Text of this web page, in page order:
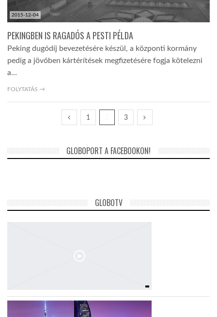
2015-12-04
PEKINGBEN IS RAGADÓS A PESTI PÉLDA
Peking dugódíj bevezetésére készül, a központi kormány
pedig a jövőben kártérítések megfizetésére fogja kötelezni
a…
FOLYTATÁS →
1 3
GLOBOPORT A FACEBOOKON!
GLOBOTV